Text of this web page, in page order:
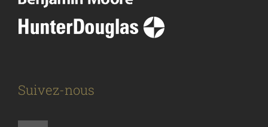
Suivez-nous